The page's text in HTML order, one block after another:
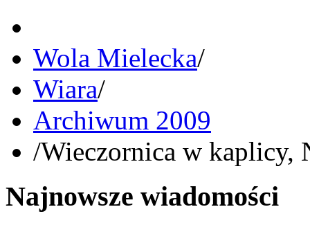
Wola Mielecka/
Wiara/
Archiwum 2009
/Wieczornica w kaplicy,
Najnowsze wiadomości